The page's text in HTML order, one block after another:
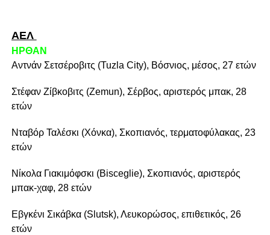
ΑΕΛ
ΗΡΘΑΝ
Αντνάν Σετσέροβιτς (Tuzla City), Βόσνιος, μέσος, 27 ετών
Στέφαν Ζίβκοβιτς (Zemun), Σέρβος, αριστερός μπακ, 28
ετών
Νταβόρ Ταλέσκι (Χόνκα), Σκοπιανός, τερματοφύλακας, 23
ετών
Νίκολα Γιακιμόφσκι (Bisceglie), Σκοπιανός, αριστερός
μπακ-χαφ, 28 ετών
Εβγκένι Σικάβκα (Slutsk), Λευκορώσος, επιθετικός, 26
ετών